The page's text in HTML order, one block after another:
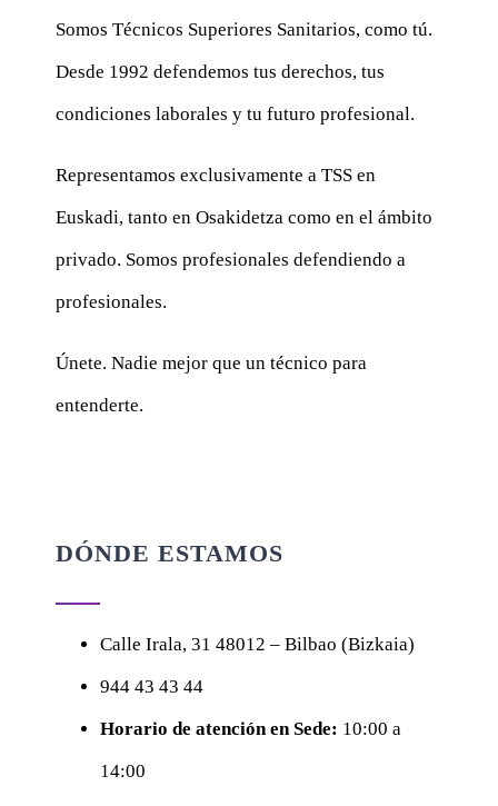
Somos Técnicos Superiores Sanitarios, como tú.
Desde 1992 defendemos tus derechos, tus
condiciones laborales y tu futuro profesional.
Representamos exclusivamente a TSS en
Euskadi, tanto en Osakidetza como en el ámbito
privado. Somos profesionales defendiendo a
profesionales.
Únete. Nadie mejor que un técnico para
entenderte.
DÓNDE ESTAMOS
Calle Irala, 31 48012 – Bilbao (Bizkaia)
944 43 43 44
Horario de atención en Sede: 10:00 a
14:00